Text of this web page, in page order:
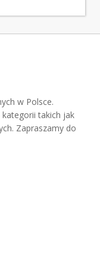
w Polsce.
takich jak
Zapraszamy do